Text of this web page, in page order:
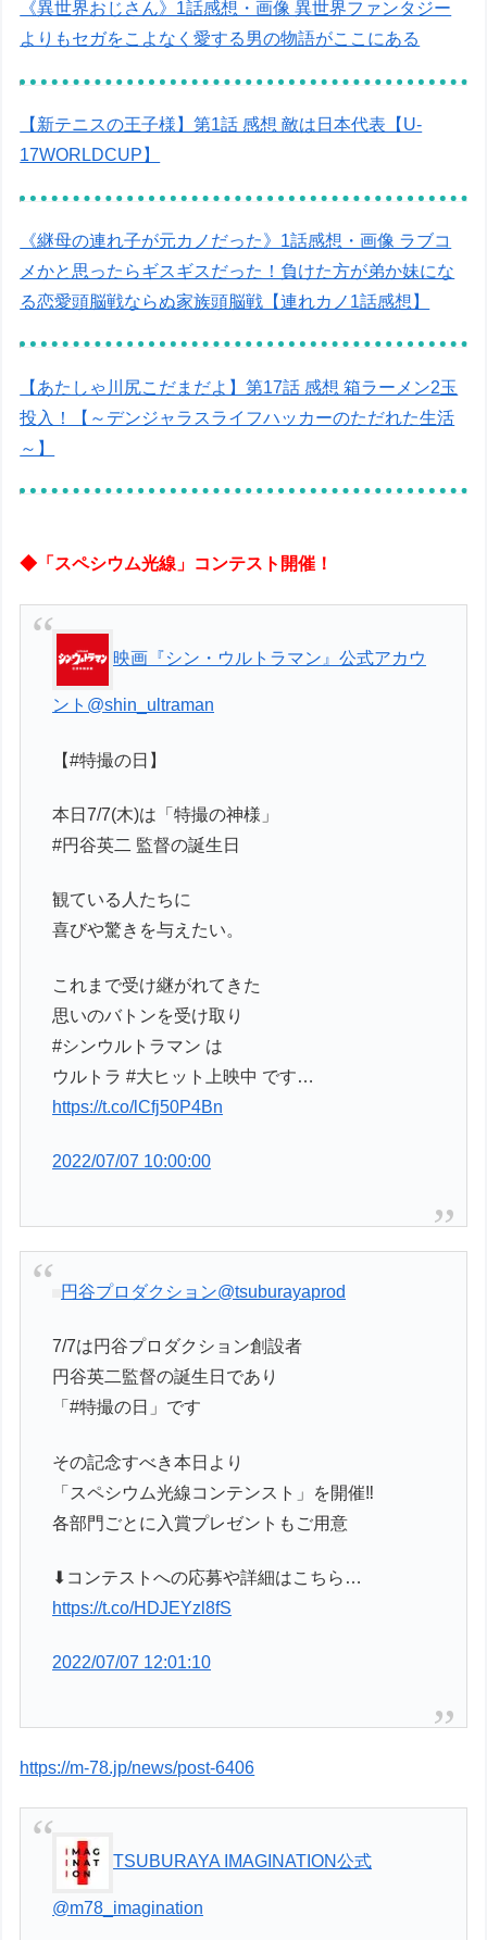
《異世界おじさん》1話感想・画像 異世界ファンタジー
よりもセガをこよなく愛する男の物語がここにある
【新テニスの王子様】第1話 感想 敵は日本代表【U-
17WORLDCUP】
《継母の連れ子が元カノだった》1話感想・画像 ラブコ
メかと思ったらギスギスだった！負けた方が弟か妹にな
る恋愛頭脳戦ならぬ家族頭脳戦【連れカノ1話感想】
【あたしゃ川尻こだまだよ】第17話 感想 箱ラーメン2玉
投入！【～デンジャラスライフハッカーのただれた生活
～】
◆「スペシウム光線」コンテスト開催！
映画『シン・ウルトラマン』公式アカウ
ント @shin_ultraman
【#特撮の日】
本日7/7(木)は「特撮の神様」
#円谷英二 監督の誕生日
観ている人たちに
喜びや驚きを与えたい。
これまで受け継がれてきた
思いのバトンを受け取り
#シンウルトラマン は
ウルトラ #大ヒット上映中 です…
https://t.co/lCfj50P4Bn
2022/07/07 10:00:00
円谷プロダクション@tsuburayaprod
7/7は円谷プロダクション創設者
円谷英二監督の誕生日であり
「#特撮の日」です
その記念すべき本日より
「スペシウム光線コンテンスト」を開催‼
各部門ごとに入賞プレゼントもご用意
⬇コンテストへの応募や詳細はこちら…
https://t.co/HDJEYzl8fS
2022/07/07 12:01:10
https://m-78.jp/news/post-6406
TSUBURAYA IMAGINATION公式
@m78_imagination